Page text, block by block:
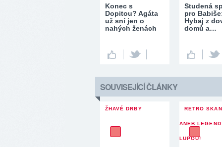
Konec s
Dopitou? Agáta
už sní jen o
nahých ženách
Studená
pro
Hybaj z
domů a…
SOUVISEJÍCÍ ČLÁNKY
ŽHAVÉ DRBY RETRO
ANEB
LUPOU!